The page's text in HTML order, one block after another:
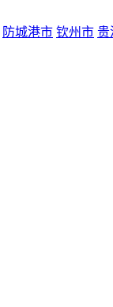
防城港市 钦州市 贵